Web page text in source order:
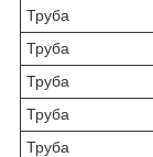
Труба
Труба
Труба
Труба
Труба